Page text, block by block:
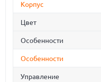
Корпус
Цвет
Особенности
Особенности
Управление